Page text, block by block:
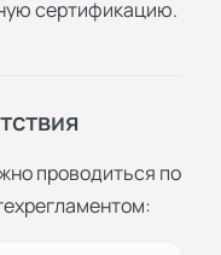
сертификацию.
проводиться по